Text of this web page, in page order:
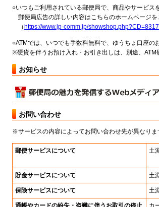
○いつもご利用されている郵便局で、商品やサービス
郵便局広告の詳しい内容はこちらのホームページを
（ https://www.jp-comm.jp/
○ATMでは、いつでも手数料無料で、ゆうちょ口座の
※硬貨を伴うお預け入れ・お引き出しは、別途、ATM
お知らせ
お問い合わせ
※サービスの内容によってお問い合わせ先が異なりま
郵便サービスについて 土
貯金サービスについて 土
保険サービスについて 土